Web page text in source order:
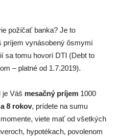
požičať banka? Je to
príjem vynásobený ôsmymi
sa tomu hovorí DTI (Debt to
– platné od 1.7.2019).
je Váš mesačný príjem 1000
8 rokov, prídete na sumu
viete mať od všetkých
hypotékach, povolenom